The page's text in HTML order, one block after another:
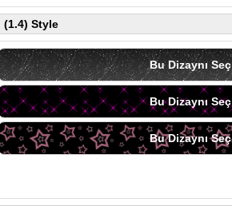
(1.4) Style
Bu Dizaynı Seç
Bu Dizaynı Seç
Bu Dizaynı Seç